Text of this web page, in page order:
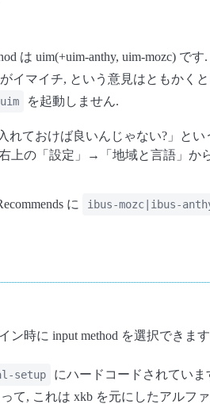
は uim(+uim-anthy, uim-mozc) で
イマイチ, という意見はともかく
uim を起動しません.
れておけば良いんじゃない?」と
上の「設定」→「地域と言語」か
に ibus-mozc|ibus-
ン時に input method を選択できま
setup にハードコードされていま
, これは xkb を元にしたアルフ